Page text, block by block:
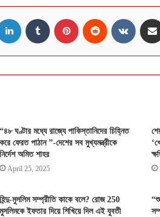
LinkedIn Tumblr Pinterest Reddit
“৪৮ ঘণ্টার মধ্যে রাজ্যে পাকিস্তানিদের চিহ্নিত
করে ফেরত পাঠান ”-দেশের সব মুখ্যমন্ত্রীকে
নির্দেশ অমিত শাহর
April 25, 2025
হিন্দু-মুসলিম সম্প্রীতি কাকে বলে? রোজ 250
মুসলিমকে ইফতার দিয়ে শিখিয়ে দিল এই যুবতী